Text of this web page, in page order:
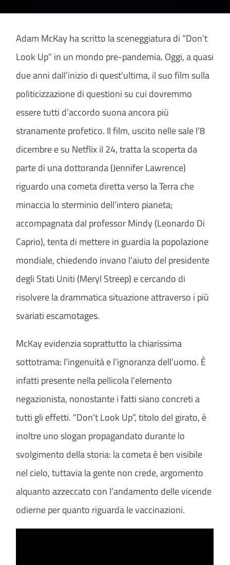
Adam McKay ha scritto la sceneggiatura di “Don’t
Look Up” in un mondo pre-pandemia. Oggi, a quasi
due anni dall’inizio di quest’ultima, il suo film sulla
politicizzazione di questioni su cui dovremmo
essere tutti d’accordo suona ancora più
stranamente profetico. Il film, uscito nelle sale l’8
dicembre e su Netflix il 24, tratta la scoperta da
parte di una dottoranda (Jennifer Lawrence)
riguardo una cometa diretta verso la Terra che
minaccia lo sterminio dell’intero pianeta;
accompagnata dal professor Mindy (Leonardo Di
Caprio), tenta di mettere in guardia la popolazione
mondiale, chiedendo invano l’aiuto del presidente
degli Stati Uniti (Meryl Streep) e cercando di
risolvere la drammatica situazione attraverso i più
svariati escamotages.
McKay evidenzia soprattutto la chiarissima
sottotrama: l’ingenuità e l’ignoranza dell’uomo. È
infatti presente nella pellicola l’elemento
negazionista, nonostante i fatti siano concreti a
tutti gli effetti. “Don’t Look Up”, titolo del girato, è
inoltre uno slogan propagandato durante lo
svolgimento della storia: la cometa è ben visibile
nel cielo, tuttavia la gente non crede, argomento
alquanto azzeccato con l’andamento delle vicende
odierne per quanto riguarda le vaccinazioni.